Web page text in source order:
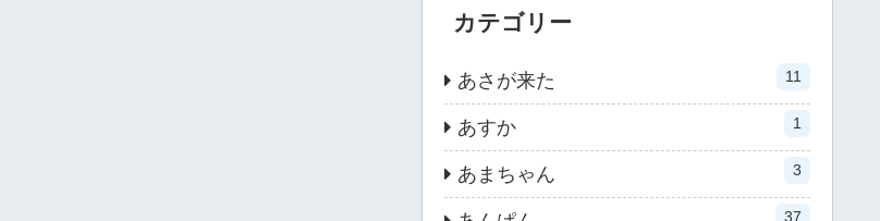
カテゴリー
あさが来た 11
あすか 1
あまちゃん 3
37